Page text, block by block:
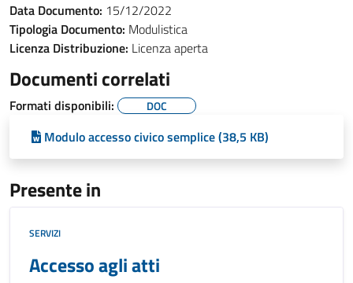
Data Documento: 15/12/2022
Tipologia Documento: Modulistica
Licenza Distribuzione: Licenza aperta
Documenti correlati
Formati disponibili: DOC
Modulo accesso civico semplice (38,5 KB)
Presente in
SERVIZI
Accesso agli atti